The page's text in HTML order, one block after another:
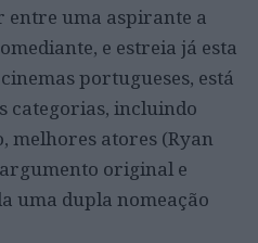
entre uma aspirante a
e estreia já esta
portugueses, está
categorias, incluindo
melhores atores (Ryan
original e
uma dupla nomeação